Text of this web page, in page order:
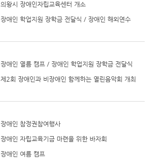
의왕시 장애인자립교육센터 개소
장애인 학업지원 장학금 전달식 / 장애인 해외연수
장애인 열름 캠프 / 장애인 학업지원 장학금 전달식
제2회 장애인과 비장애인 함께하는 열린음악회 개최
장애인 참정권참여행사
장애인 자립교육기금 마련을 위한 바자회
장애인 여름 캠프